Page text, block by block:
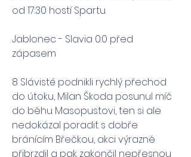
od 17:30 hostí Spartu.
Jablonec - Slavia 0:0 před
zápasem
8 Slávisté podnikli rychlý přechod
do útoku, Milan Škoda posunul míč
do běhu Masopustovi, ten si ale
nedokázal poradit s dobře
bránícím Břečkou, akci výrazně
přibrzdil a pak zakončil nepřesnou